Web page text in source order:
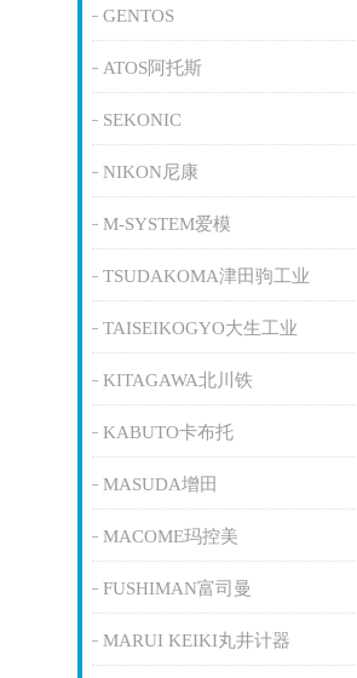
GENTOS
ATOS阿托斯
SEKONIC
NIKON尼康
M-SYSTEM爱模
TSUDAKOMA津田驹工业
TAISEIKOGYO大生工业
KITAGAWA北川铁
KABUTO卡布托
MASUDA增田
MACOME玛控美
FUSHIMAN富司曼
MARUI KEIKI丸井计器